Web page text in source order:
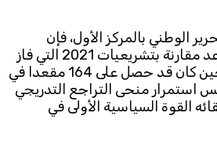
© 2025. All Rights Reserved. ByKoein
الوطني بالمركز الأول، فإن
الحزب فقد ثمانية مقاعد مقارنة بتشريعيات 2021 التي فاز
فيها بـ98 مقعدا، في حين كان قد حصل على 164 مقعدا في
ما يعكس استمرار منحى التراجع التدريجي
القوة السياسية الأولى في